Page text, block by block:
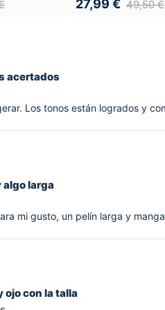
27,99 € 49,50€
acertados
Los tonos están logrados y
algo larga
mi gusto, un pelín larga y
ojo con la talla